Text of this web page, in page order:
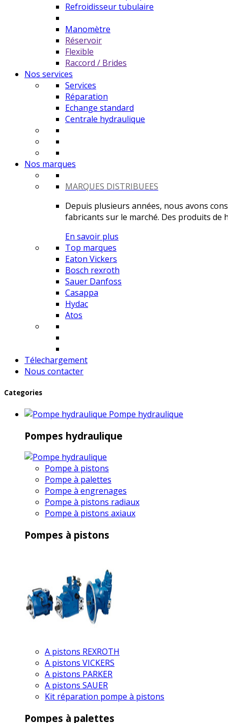
Refroidisseur tubulaire
Manomètre
Réservoir
Flexible
Raccord / Brides
Nos services
Services
Réparation
Echange standard
Centrale hydraulique
Nos marques
MARQUES DISTRIBUEES
Depuis plusieurs années, nous avons
fabricants sur le marché. Des produits de
En savoir plus
Top marques
Eaton Vickers
Bosch rexroth
Sauer Danfoss
Casappa
Hydac
Atos
Télechargement
Nous contacter
Categories
Pompe hydraulique
Pompes hydraulique
Pompe à pistons
Pompe à palettes
Pompe à engrenages
Pompe à pistons radiaux
Pompe à pistons axiaux
Pompes à pistons
A pistons REXROTH
A pistons VICKERS
A pistons PARKER
A pistons SAUER
Kit réparation pompe à pistons
Pompes à palettes